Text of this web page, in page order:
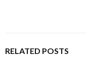
RELATED POSTS